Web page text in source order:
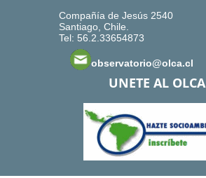
Compañía de Jesús 2540
Santiago, Chile.
Tel: 56.2.33654873
observatorio@olca.cl
UNETE AL OLCA